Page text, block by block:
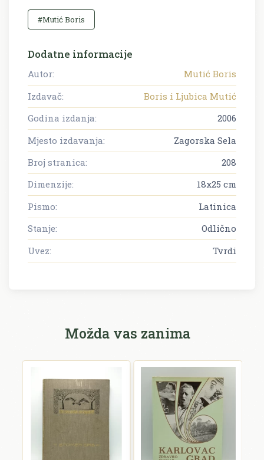
#Mutić Boris
Dodatne informacije
Autor:
Mutić Boris
Izdavač:
Boris i Ljubica Mutić
Godina izdanja:
2006
Mjesto izdavanja:
Zagorska Sela
Broj stranica:
208
Dimenzije:
18x25 cm
Pismo:
Latinica
Stanje:
Odlično
Uvez:
Tvrdi
Možda vas zanima